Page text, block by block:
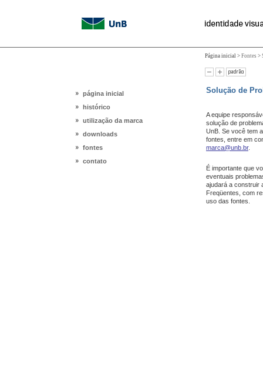
Página inicial > Fontes >
página inicial
histórico
utilização da marca
downloads
fontes
contato
Solução de
A equipe
solução de
UnB. Se você tem
fontes, entre em
marca@unb.br.
É importante que
eventuais
ajudará a construir
Freqüentes, com
uso das fontes.